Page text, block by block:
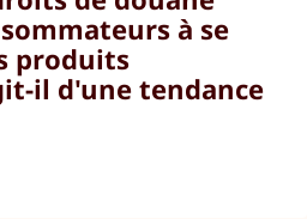
à se
produits
il d'une tendance